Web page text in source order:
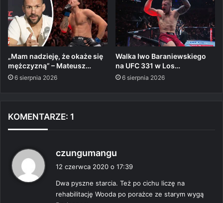
„Mam nadzieję, że okaże się
mężczyzną” – Mateusz…
6 sierpnia 2026
Walka Iwo Baraniewskiego
na UFC 331 w Los…
6 sierpnia 2026
KOMENTARZE: 1
czungumangu
z
e
12 czerwca 2020 o 17:39
Dwa pyszne starcia. Też po cichu liczę na
rehabilitację Wooda po porażce ze starym wygą